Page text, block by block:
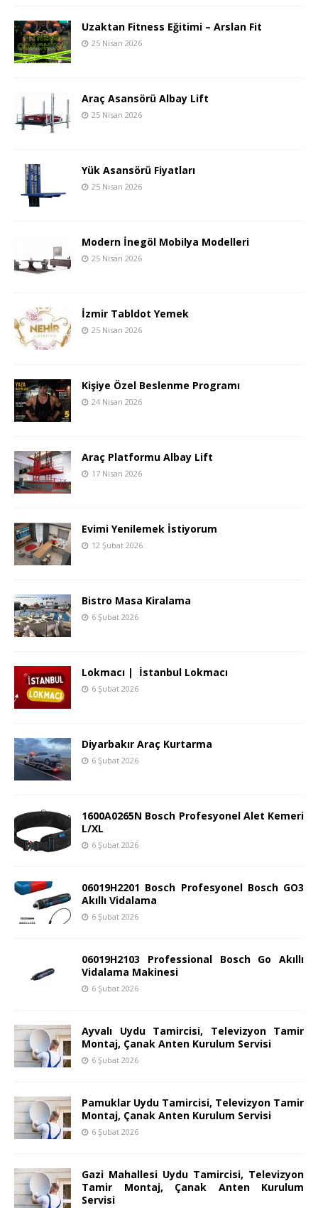
Uzaktan Fitness Eğitimi – Arslan Fit
25 Nisan 2026
Araç Asansörü Albay Lift
25 Nisan 2026
Yük Asansörü Fiyatları
25 Nisan 2026
Modern İnegöl Mobilya Modelleri
25 Nisan 2026
İzmir Tabldot Yemek
25 Nisan 2026
Kişiye Özel Beslenme Programı
24 Nisan 2026
Araç Platformu Albay Lift
17 Nisan 2026
Evimi Yenilemek İstiyorum
12 Şubat 2026
Bistro Masa Kiralama
6 Şubat 2026
Lokmacı | İstanbul Lokmacı
6 Şubat 2026
Diyarbakır Araç Kurtarma
6 Şubat 2026
1600A0265N Bosch Profesyonel Alet Kemeri
L/XL
6 Şubat 2026
06019H2201 Bosch Profesyonel Bosch GO3
Akıllı Vidalama
6 Şubat 2026
06019H2103 Professional Bosch Go Akıllı
Vidalama Makinesi
6 Şubat 2026
Ayvalı Uydu Tamircisi, Televizyon Tamir
Montaj, Çanak Anten Kurulum Servisi
6 Şubat 2026
Pamuklar Uydu Tamircisi, Televizyon Tamir
Montaj, Çanak Anten Kurulum Servisi
6 Şubat 2026
Gazi Mahallesi Uydu Tamircisi, Televizyon
Tamir Montaj, Çanak Anten Kurulum
Servisi